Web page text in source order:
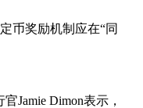
币奖励机制应在“同
Jamie Dimon表示，